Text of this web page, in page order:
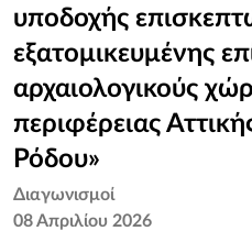
Νέα
Επικοινωνία
υποδοχής
εξατομικευμένης
αρχαιολογικούς
περιφέρειας
Ρόδου»
Διαγωνισμοί
08 Απριλίου 2026